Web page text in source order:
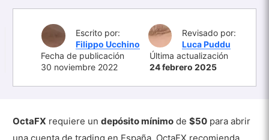
Escrito por:
Filippo Ucchino
Revisado por:
Luca Puddu
Fecha de publicación
30 noviembre 2022
Última actualización
24 febrero 2025
OctaFX requiere undepósito mínimo de$50 para abrir